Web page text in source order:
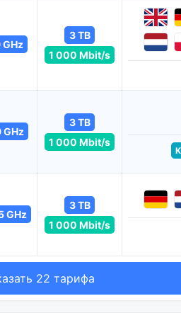
GHz
3 TB
1 000 Mbit/s
GHz
3 TB
1 000 Mbit/s
GHz
3 TB
1 000 Mbit/s
22 тарифа